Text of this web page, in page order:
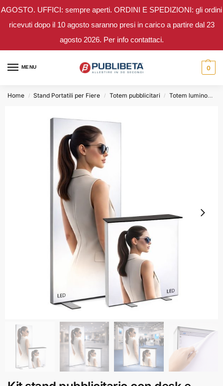
AGOSTO. UFFICI: sempre aperti. ORDINI E SPEDIZIONI: gli ordini
ricevuti dopo il 10 agosto saranno presi in carico a partire dal 23
agosto 2026. Per info contattaci.
MENU 0
Home / Stand Portatili per Fiere / Totem pubblicitari / Totem luminosi a led